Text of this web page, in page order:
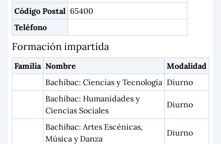
Código Postal 65400
Teléfono
Formación impartida
Familia Nombre
Modalidad
Bachibac: Ciencias y Tecnología Diurno
Bachibac: Humanidades y
Ciencias Sociales
Diurno
Bachibac: Artes Escénicas,
Música y Danza
Diurno